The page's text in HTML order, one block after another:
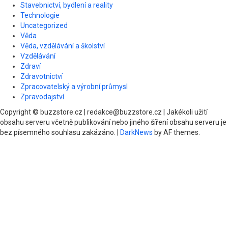
Stavebnictví, bydlení a reality
Technologie
Uncategorized
Věda
Věda, vzdělávání a školství
Vzdělávání
Zdraví
Zdravotnictví
Zpracovatelský a výrobní průmysl
Zpravodajství
Copyright © buzzstore.cz | redakce@buzzstore.cz | Jakékoli užití
obsahu serveru včetně publikování nebo jiného šíření obsahu serveru je
bez písemného souhlasu zakázáno.
DarkNews by AF themes.